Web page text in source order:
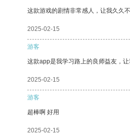
这款游戏的剧情非常感人，让我久久不
2025-02-15
游客
这款app是我学习路上的良师益友，
2025-02-15
游客
超棒啊 好用
2025-02-15